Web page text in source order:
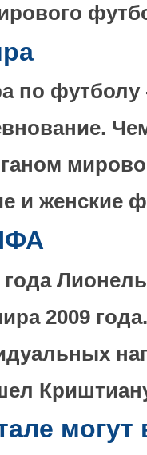
по футболу
и женские
года
2009